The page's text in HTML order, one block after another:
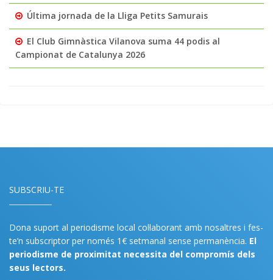
Última jornada de la Lliga Petits Samurais
El Club Gimnàstica Vilanova suma 44 podis al
Campionat de Catalunya 2026
SUBSCRIU-TE
Dona suport al periodisme local col·laborant amb nosaltres i fes-
te’n subscriptor per només 1€ setmanal sense permanència. El
periodisme de proximitat necessita del compromís dels
seus lectors.